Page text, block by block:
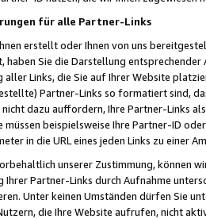
für alle Partner-Links
erstellt oder Ihnen von uns
haben Sie die Darstellung
Links, die Sie auf Ihrer Website
Partner-Links so formatiert sind,
dazu auffordern, Ihre Partner-Links
beispielsweise Ihre Partner-ID
in die URL eines jeden Links zu einer
unserer Zustimmung, können
Ihrer Partner-Links durch Aufnahme
Unter keinen Umständen dürfen Sie
die Ihre Website aufrufen, nicht